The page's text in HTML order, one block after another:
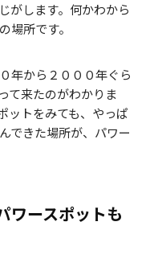
がします。何かわから
場所です。
年から２０００年ぐら
て来たのがわかりま
ットをみても、やっぱ
できた場所が、パワー
ワースポットも